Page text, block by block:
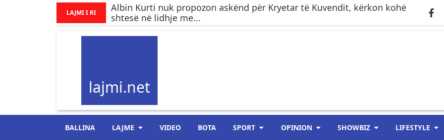
LAJMI I RI
Albin Kurti nuk propozon askënd për Kryetar të Kuvendit, kërkon kohë
shtesë në lidhje me...
lajmi.net
BALLINA LAJME VIDEO BOTA SPORT OPINION SHOWBIZ LIFESTYLE